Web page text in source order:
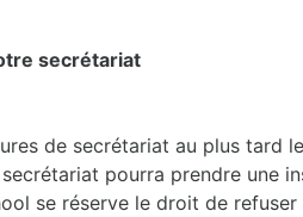
secrétariat
de secrétariat au plus tard
pourra prendre une
se réserve le droit de